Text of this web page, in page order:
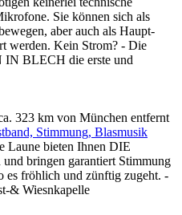
Sie können sich als
aber auch als Haupt-
werden. Kein Strom? - Die
BLECH die erste und
323 km von München entfernt
Stimmung, Blasmusik
Laune bieten Ihnen DIE
bringen garantiert Stimmung
es fröhlich und zünftig zugeht. -
& Wiesnkapelle